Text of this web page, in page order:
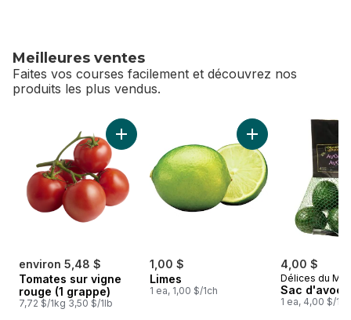
Meilleures ventes
Faites vos courses facilement et découvrez nos
produits les plus vendus.
sauter Meilleures ventes
environ 5,48 $
Tomates sur vigne
rouge (1 grappe)
7,72 $/1kg 3,50 $/1lb
Ajouter Tomates sur vigne rouge (1 grappe)
1,00 $
Limes
1 ea, 1,00 $/1ch
Ajouter Limes au
4,00 $
Délices du
Sac
1 ea, 4,00 $/1ch